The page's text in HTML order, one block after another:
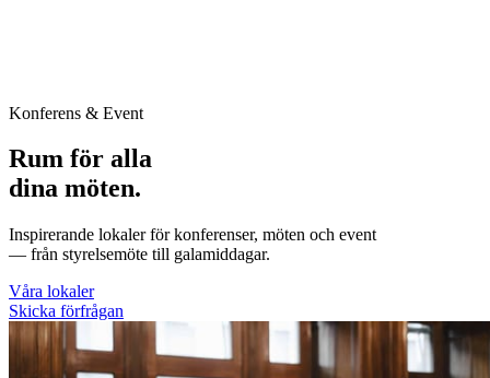
Konferens & Event
Rum för alla
dina möten.
Inspirerande lokaler för konferenser, möten och event
— från styrelsemöte till galamiddagar.
Våra lokaler
Skicka förfrågan